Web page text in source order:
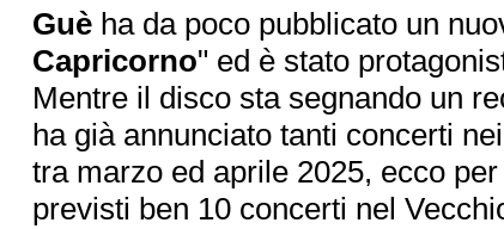
Guè ha da poco pubblicato un
Capricorno" ed è stato
Mentre il disco sta segnando un
ha già annunciato tanti concerti
tra marzo ed aprile 2025, ecco
previsti ben 10 concerti nel